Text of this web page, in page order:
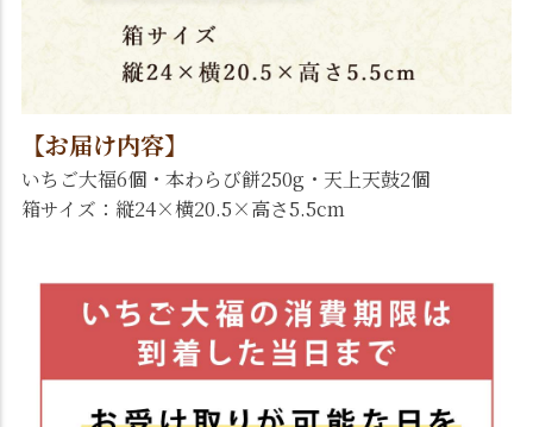
【お届け内容】
いちご大福6個・本わらび餅250g・天上天鼓2個
箱サイズ：縦24×横20.5×高さ5.5cm